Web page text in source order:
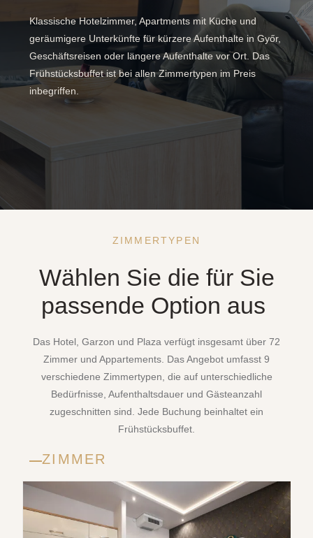
Klassische Hotelzimmer, Apartments mit Küche und
geräumigere Unterkünfte für kürzere Aufenthalte in Győr,
Geschäftsreisen oder längere Aufenthalte vor Ort. Das
Frühstücksbuffet ist bei allen Zimmertypen im Preis
inbegriffen.
ZIMMERTYPEN
Wählen Sie die für Sie
passende Option aus
Das Hotel, Garzon und Plaza verfügt insgesamt über 72
Zimmer und Appartements. Das Angebot umfasst 9
verschiedene Zimmertypen, die auf unterschiedliche
Bedürfnisse, Aufenthaltsdauer und Gästeanzahl
zugeschnitten sind. Jede Buchung beinhaltet ein
Frühstücksbuffet.
ZIMMER